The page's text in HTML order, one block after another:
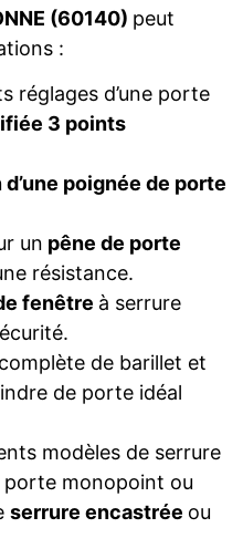
(60140) peut
:
réglages d’une porte
3 points
poignée de porte
un pêne de porte
résistance.
fenêtre à serrure
de barillet et
de porte idéal
modèles de serrure
porte monopoint ou
serrure encastrée ou